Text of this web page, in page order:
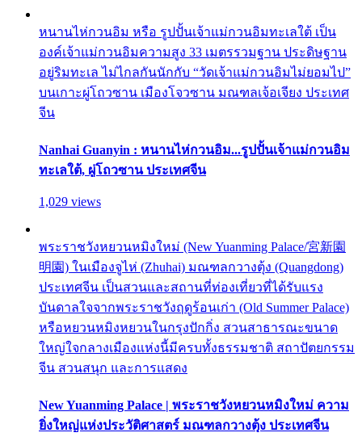
หนานไห่กวนอิม หรือ รูปปั้นเจ้าแม่กวนอิมทะเลใต้ เป็น
องค์เจ้าแม่กวนอิมความสูง 33 เมตรรวมฐาน ประดิษฐาน
อยู่ริมทะเล ไม่ไกลกันนักกับ “วัดเจ้าแม่กวนอิมไม่ยอมไป”
บนเกาะผู่โถวซาน เมืองโจวซาน มณฑลเจ้อเจียง ประเทศ
จีน
Nanhai Guanyin : หนานไห่กวนอิม...รูปปั้นเจ้าแม่กวนอิม
ทะเลใต้, ผู่โถวซาน ประเทศจีน
1,029 views
พระราชวังหยวนหมิงใหม่ (New Yuanming Palace/宮新園
明園) ในเมืองจูไห่ (Zhuhai) มณฑลกวางตุ้ง (Quangdong)
ประเทศจีน เป็นสวนและสถานที่ท่องเที่ยวที่ได้รับแรง
บันดาลใจจากพระราชวังฤดูร้อนเก่า (Old Summer Palace)
หรือหยวนหมิงหยวนในกรุงปักกิ่ง สวนสาธารณะขนาด
ใหญ่ใจกลางเมืองแห่งนี้มีครบทั้งธรรมชาติ สถาปัตยกรรม
จีน สวนสนุก และการแสดง
New Yuanming Palace | พระราชวังหยวนหมิงใหม่ ความ
ยิ่งใหญ่แห่งประวัติศาสตร์ มณฑลกวางตุ้ง ประเทศจีน